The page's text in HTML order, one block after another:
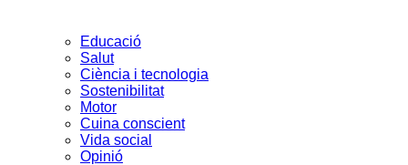
Educació
Salut
Ciència i tecnologia
Sostenibilitat
Motor
Cuina conscient
Vida social
Opinió